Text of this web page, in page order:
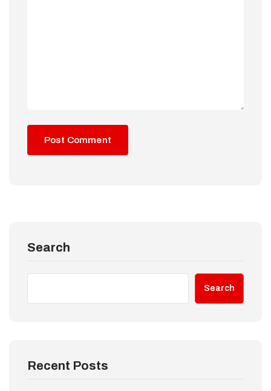
Search
Search
Recent Posts